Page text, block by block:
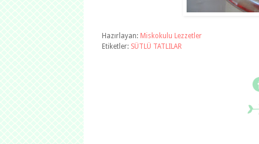
Hazırlayan: Miskokulu Lezzetler
Etiketler: SÜTLÜ TATLILAR